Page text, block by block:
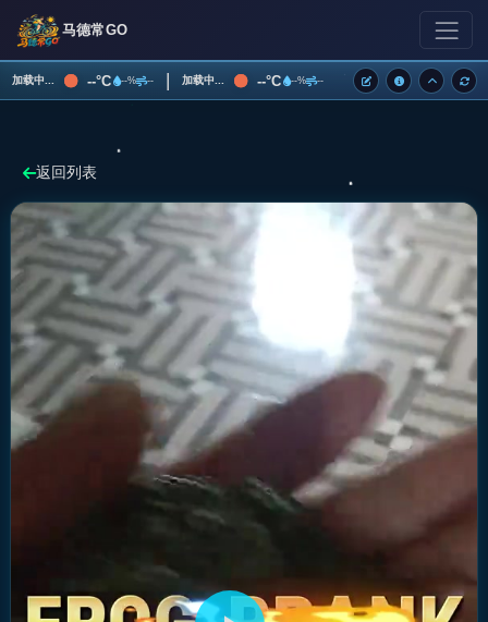
马德常GO
加载中... --°C --% -- | 加载中... --°C --% --
返回列表